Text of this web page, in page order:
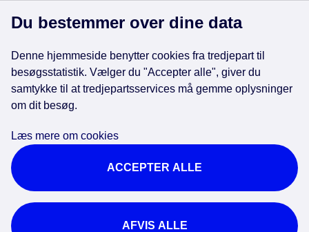
Genveje
EAN-numre i kommunen
Cookies
Tilgængelighedserklæring
Brug af kunstig intelligens
Du bestemmer over dine data
Denne hjemmeside benytter cookies fra tredjepart til
besøgsstatistik. Vælger du "Accepter alle", giver du
samtykke til at tredjepartsservices må gemme oplysninger
om dit besøg.
Læs mere om cookies
ACCEPTER ALLE
AFVIS ALLE